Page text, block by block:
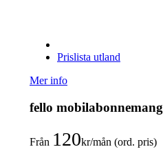
Prislista utland
Mer info
fello mobilabonnemang
Från 120kr/mån (ord. pris)